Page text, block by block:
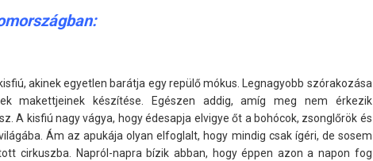
akinek egyetlen barátja egy repülő mókus. Legnagyobb szórakozása
makettjeinek készítése. Egészen addig, amíg meg nem érkezik
A kisfiú nagy vágya, hogy édesapja elvigye őt a bohócok, zsonglőrök és
Ám az apukája olyan elfoglalt, hogy mindig csak ígéri, de sosem
cirkuszba. Napról-napra bízik abban, hogy éppen azon a napon fog